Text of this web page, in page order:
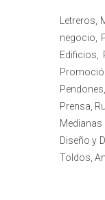
negocio,
Edificios,
Prensa,
Diseño y
Toldos,